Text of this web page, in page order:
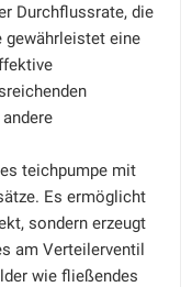
Durchflussrate, die
gewährleistet eine
teichpumpe mit
Es ermöglicht
sondern erzeugt
am Verteilerventil
wie fließendes